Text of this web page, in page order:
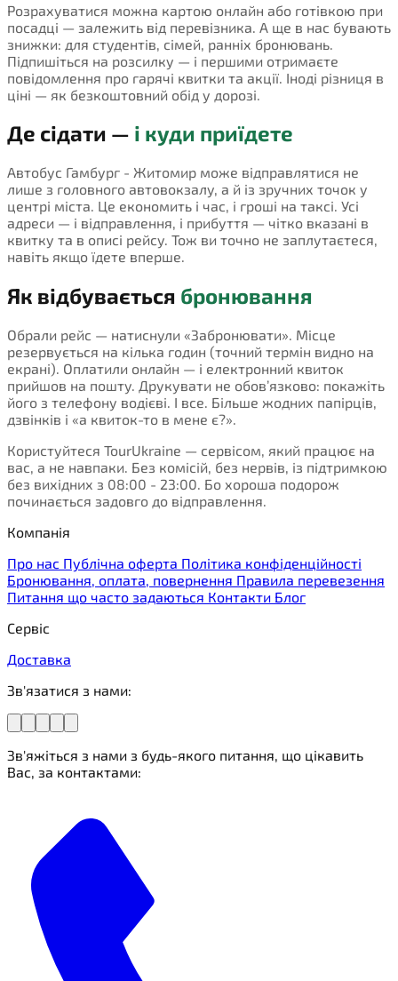
Розрахуватися можна картою онлайн або готівкою при
посадці — залежить від перевізника. А ще в нас бувають
знижки: для студентів, сімей, ранніх бронювань.
Підпишіться на розсилку — і першими отримаєте
повідомлення про гарячі квитки та акції. Іноді різниця в
ціні — як безкоштовний обід у дорозі.
Де сідати — і куди приїдете
Автобус Гамбург - Житомир може відправлятися не
лише з головного автовокзалу, а й із зручних точок у
центрі міста. Це економить і час, і гроші на таксі. Усі
адреси — і відправлення, і прибуття — чітко вказані в
квитку та в описі рейсу. Тож ви точно не заплутаєтеся,
навіть якщо їдете вперше.
Як відбувається бронювання
Обрали рейс — натиснули «Забронювати». Місце
резервується на кілька годин (точний термін видно на
екрані). Оплатили онлайн — і електронний квиток
прийшов на пошту. Друкувати не обов’язково: покажіть
його з телефону водієві. І все. Більше жодних папірців,
дзвінків і «а квиток-то в мене є?».
Користуйтеся TourUkraine — сервісом, який працює на
вас, а не навпаки. Без комісій, без нервів, із підтримкою
без вихідних з 08:00 - 23:00. Бо хороша подорож
починається задовго до відправлення.
Компанія
Про нас Публічна оферта Політика конфіденційності
Бронювання, оплата, повернення Правила перевезення
Питання що часто задаються Контакти Блог
Сервіс
Доставка
Зв'язатися з нами:
Зв'яжіться з нами з будь-якого питання, що цікавить
Вас, за контактами: